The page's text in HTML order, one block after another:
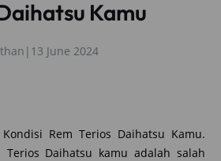
Kamu
| 13 June 2024
Rem Terios Daihatsu Kamu.
Daihatsu kamu adalah salah